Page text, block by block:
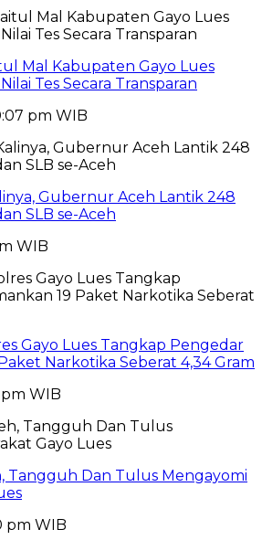
Mal Kabupaten Gayo Lues
Tes Secara Transparan
pm WIB
Gubernur Aceh Lantik 248
SLB se-Aceh
WIB
Gayo Lues Tangkap Pengedar
Narkotika Seberat 4,34 Gram
pm WIB
Tangguh Dan Tulus Mengayomi
pm WIB